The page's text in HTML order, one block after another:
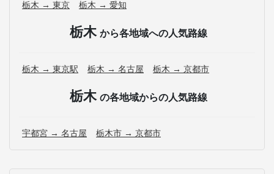
栃木 → 東京 栃木 → 愛知
栃木 から各地域への人気路線
栃木 → 東京駅 栃木 → 名古屋 栃木 → 京都市
栃木 の各地域からの人気路線
宇都宮 → 名古屋 栃木市 → 京都市